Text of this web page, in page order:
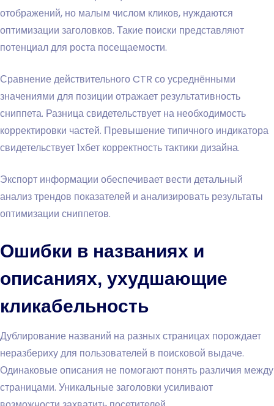
отображений, но малым числом кликов, нуждаются
оптимизации заголовков. Такие поиски представляют
потенциал для роста посещаемости.
Сравнение действительного CTR со усреднёнными
значениями для позиции отражает результативность
сниппета. Разница свидетельствует на необходимость
корректировки частей. Превышение типичного индикатора
свидетельствует 1хбет корректность тактики дизайна.
Экспорт информации обеспечивает вести детальный
анализ трендов показателей и анализировать результаты
оптимизации сниппетов.
Ошибки в названиях и
описаниях, ухудшающие
кликабельность
Дублирование названий на разных страницах порождает
неразбериху для пользователей в поисковой выдаче.
Одинаковые описания не помогают понять различия между
страницами. Уникальные заголовки усиливают